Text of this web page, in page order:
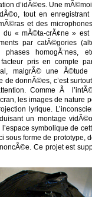
d’idÃ©es. Une
tout en enregistrant
et des
« mÃ©ta-crÃ¢ne » est
par catÃ©gories
phases homogÃ¨nes,
pris en compte
malgrÃ© une Ã©tude
de donnÃ©es, c’est
Comme Ã
les images de nature
lyrique.
un montage
symbolique de
sous forme de prototype,
Ce projet est